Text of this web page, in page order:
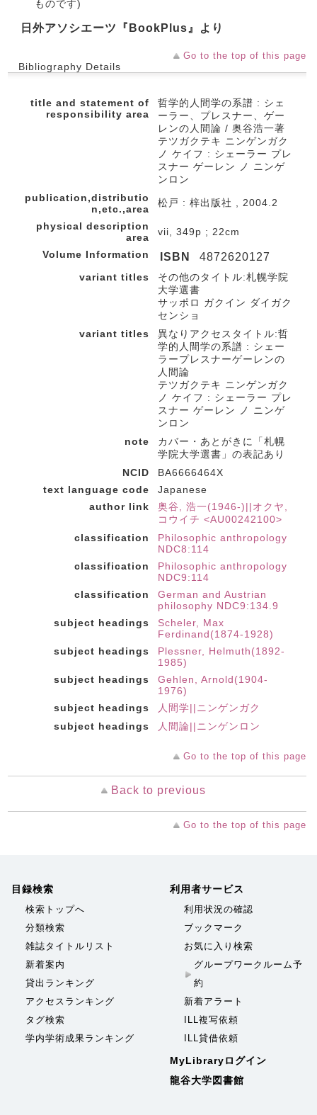
ものです)
日外アソシエーツ『BookPlus』より
Go to the top of this page
Bibliography Details
title and statement of
responsibility area
哲学的人間学の系譜 : シェ
ーラー、プレスナー、ゲー
レンの人間論 / 奥谷浩一著
テツガクテキ ニンゲンガク
ノ ケイフ : シェーラー プレ
スナー ゲーレン ノ ニンゲ
ンロン
publication,distributio
n,etc.,area
松戸 : 梓出版社 , 2004.2
physical description
area
vii, 349p ; 22cm
Volume Information
ISBN 4872620127
variant titles
その他のタイトル:札幌学院
大学選書
サッポロ ガクイン ダイガク
センショ
variant titles
異なりアクセスタイトル:哲
学的人間学の系譜 : シェー
ラープレスナーゲーレンの
人間論
テツガクテキ ニンゲンガク
ノ ケイフ : シェーラー プレ
スナー ゲーレン ノ ニンゲ
ンロン
note
カバー・あとがきに「札幌
学院大学選書」の表記あり
NCID
BA6666464X
text language code
Japanese
author link
奥谷, 浩一(1946-)||オクヤ,
コウイチ <AU00242100>
classification
Philosophic anthropology
NDC8:114
classification
Philosophic anthropology
NDC9:114
classification
German and Austrian
philosophy NDC9:134.9
subject headings
Scheler, Max
Ferdinand(1874-1928)
subject headings
Plessner, Helmuth(1892-
1985)
subject headings
Gehlen, Arnold(1904-
1976)
subject headings
人間学||ニンゲンガク
subject headings
人間論||ニンゲンロン
Go to the top of this page
Back to previous
Go to the top of this page
目録検索
検索トップへ
分類検索
雑誌タイトルリスト
新着案内
貸出ランキング
アクセスランキング
タグ検索
学内学術成果ランキング
利用者サービス
利用状況の確認
ブックマーク
お気に入り検索
グループワークルーム予
約
新着アラート
ILL複写依頼
ILL貸借依頼
MyLibraryログイン
龍谷大学図書館